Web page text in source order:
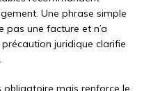
Une phrase simple
pas une facture et n’a
juridique clarifie
obligatoire mais renforce le